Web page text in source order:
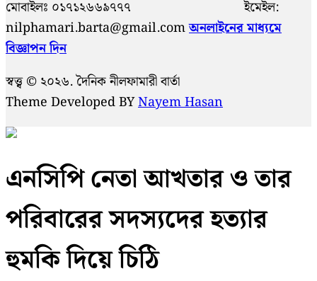
মোবাইলঃ ০১৭১২৬৬৯৭৭৭ ইমেইল:
nilphamari.barta@gmail.comঅনলাইনের মাধ্যমে
বিজ্ঞাপন দিন
স্বত্ত্ব © ২০২৬. দৈনিক নীলফামারী বার্তা
Theme Developed BYNayem Hasan
এনসিপি নেতা আখতার ও তার
পরিবারের সদস্যদের হত্যার
হুমকি দিয়ে চিঠি